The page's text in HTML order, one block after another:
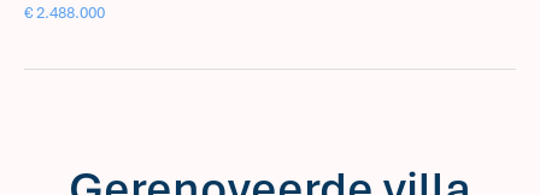
€ 2.488.000